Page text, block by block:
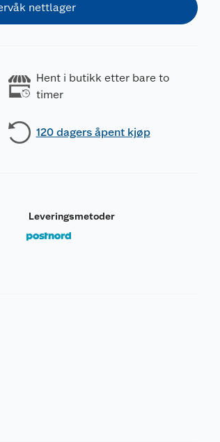
nettlager
Hent i butikk etter bare to
timer
120 dagers åpent kjøp
Leveringsmetoder